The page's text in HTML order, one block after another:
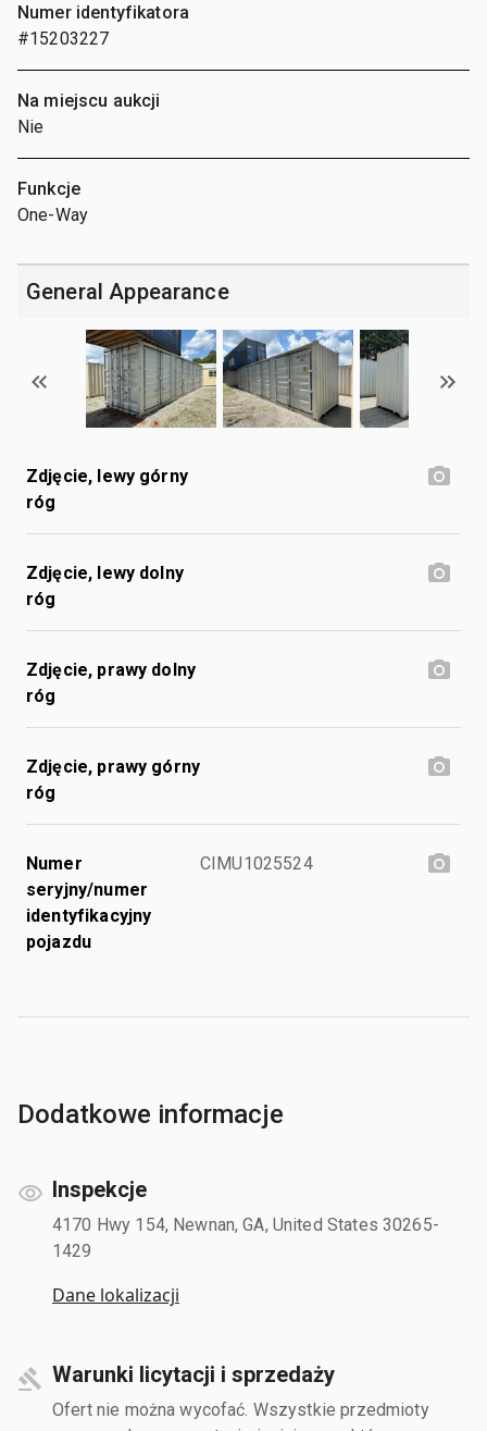
Numer identyfikatora
#15203227
Na miejscu aukcji
Nie
Funkcje
One-Way
General Appearance
Zdjęcie, lewy górny
róg
Zdjęcie, lewy dolny
róg
Zdjęcie, prawy dolny
róg
Zdjęcie, prawy górny
róg
Numer
seryjny/numer
identyfikacyjny
pojazdu
CIMU1025524
Dodatkowe informacje
Inspekcje
4170 Hwy 154, Newnan, GA, United States 30265-
1429
Dane lokalizacji
Warunki licytacji i sprzedaży
Ofert nie można wycofać. Wszystkie przedmioty